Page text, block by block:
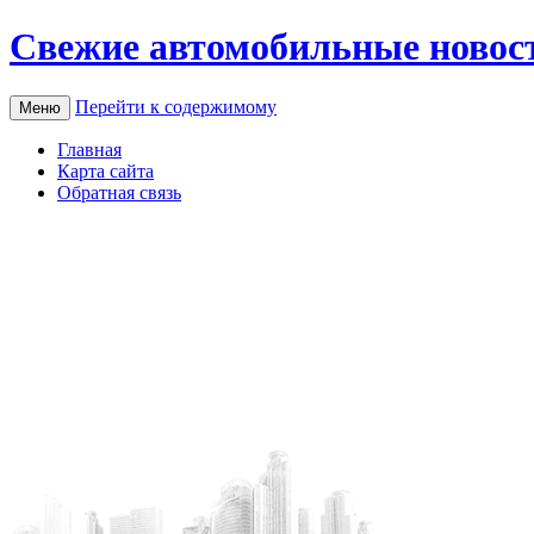
Свежие автомобильные
Меню Перейти к содержимому
Главная
Карта сайта
Обратная связь